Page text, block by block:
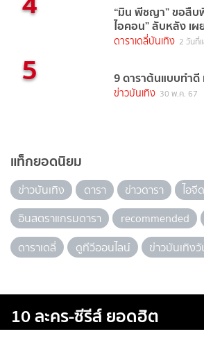
“มิน พีชญา” ขอสื
ไอคอน” ลับหลัง เ
ดาราเดลี่บันเทิง 2 วันที่
5 9 ดาราต้นแบบทำ
ข่าวบันเทิง 30 พ.ค. 67
แท็กยอดนิยม
ข่าวบันเทิง ดารา ข่าวดารา
ไอจี
อินสตราแกรมดารา
recommended
ดาราเดลี่
ดูทีวีออนไลน์ ข่าวบันเทิง
10 ละคร-ซีรีส์ ยอดฮิต